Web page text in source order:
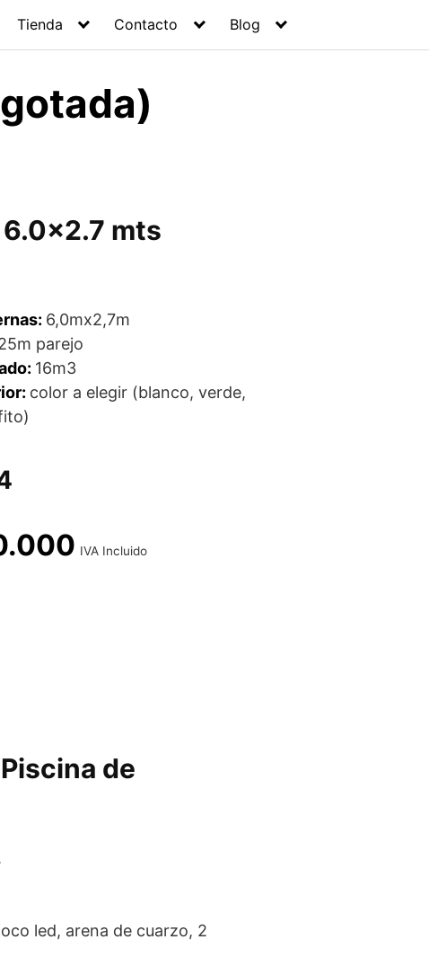
Tienda Contacto Blog
mts
6,0mx2,7m
parejo
16m3
color a elegir (blanco, verde,
IVA Incluido
de
led, arena de cuarzo, 2